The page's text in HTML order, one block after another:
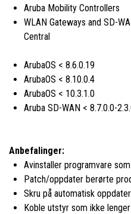
Aruba Mobility Controllers
WLAN Gateways and SD-
Central
ArubaOS < 8.6.0.19
ArubaOS < 8.10.0.4
ArubaOS < 10.3.1.0
Aruba SD-WAN < 8.7.0.0-
Anbefalinger:
Avinstaller programvare
Patch/oppdater berørte
Skru på automatisk
Koble utstyr som ikke